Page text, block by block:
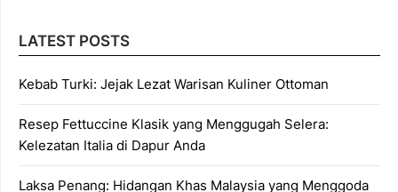
LATEST POSTS
Kebab Turki: Jejak Lezat Warisan Kuliner Ottoman
Resep Fettuccine Klasik yang Menggugah Selera:
Kelezatan Italia di Dapur Anda
Laksa Penang: Hidangan Khas Malaysia yang Menggoda